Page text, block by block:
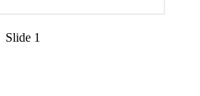
Slide 1